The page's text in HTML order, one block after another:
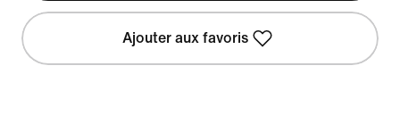
Ajouter aux favoris